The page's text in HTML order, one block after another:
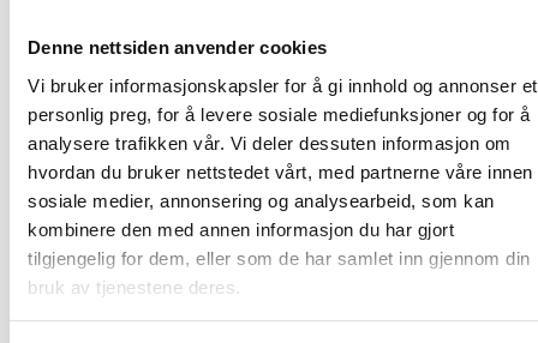
Denne nettsiden anvender cookies
Vi bruker informasjonskapsler for å gi innhold og annonser et
personlig preg, for å levere sosiale mediefunksjoner og for å
analysere trafikken vår. Vi deler dessuten informasjon om
hvordan du bruker nettstedet vårt, med partnerne våre innen
sosiale medier, annonsering og analysearbeid, som kan
kombinere den med annen informasjon du har gjort
tilgjengelig for dem, eller som de har samlet inn gjennom din
bruk av tjenestene deres.
Lier. De er svært aktive med sitt engasjement, fra
saker om ivaretakelse av sårbare enkeltarter, behov
for vern av naturområder, til formidling av
viktigheten av å ta vare på vårt biologiske mangfold.
Les
mer:http://www.lier.kommune.no/aktuelt/
av-miljoprisene-2016-er-klare/